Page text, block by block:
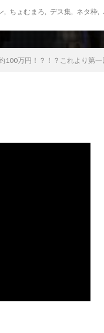
ちょむまろ デス集 ネタ枠
100万円！？！？これより第